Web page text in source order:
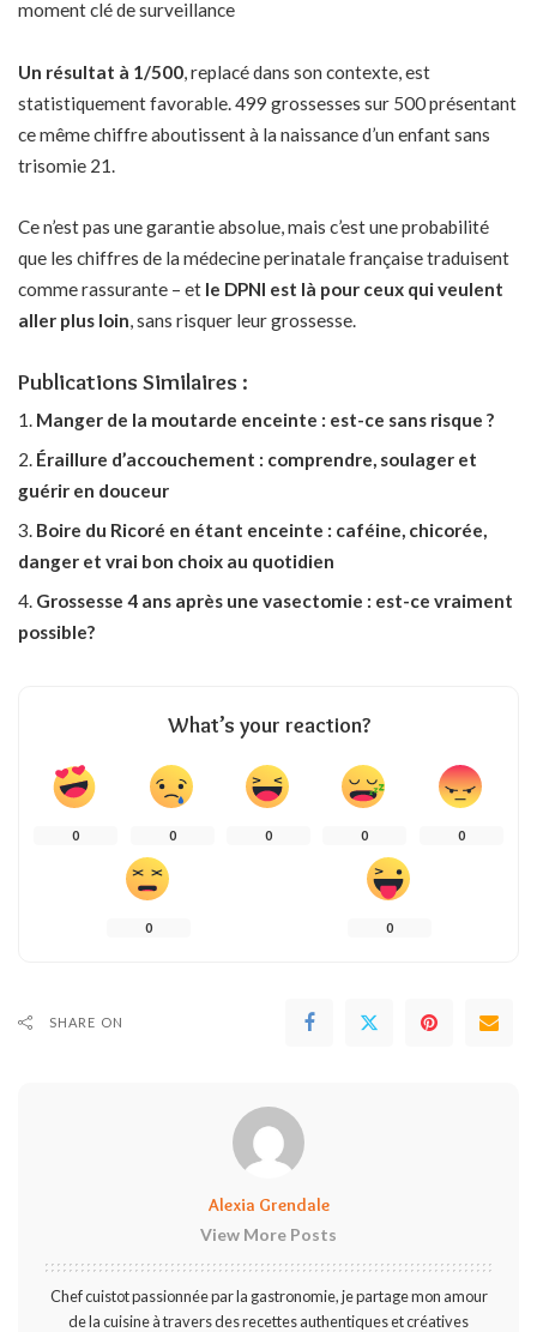
moment clé de surveillance
Un résultat à 1/500, replacé dans son contexte, est
statistiquement favorable. 499 grossesses sur 500 présentant
ce même chiffre aboutissent à la naissance d’un enfant sans
trisomie 21.
Ce n’est pas une garantie absolue, mais c’est une probabilité
que les chiffres de la médecine perinatale française traduisent
comme rassurante – et le DPNI est là pour ceux qui veulent
aller plus loin, sans risquer leur grossesse.
Publications Similaires :
Manger de la moutarde enceinte : est-ce sans risque ?
Éraillure d’accouchement : comprendre, soulager et
guérir en douceur
Boire du Ricoré en étant enceinte : caféine, chicorée,
danger et vrai bon choix au quotidien
Grossesse 4 ans après une vasectomie : est-ce vraiment
possible?
What’s your reaction?
0 0 0 0 0
0 0
SHARE ON
Alexia Grendale
View More Posts
Chef cuistot passionnée par la gastronomie, je partage mon amour
de la cuisine à travers des recettes authentiques et créatives